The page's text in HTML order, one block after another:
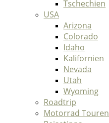
Tschechien
USA
Arizona
Colorado
Idaho
Kalifornien
Nevada
Utah
Wyoming
Roadtrip
Motorrad Touren